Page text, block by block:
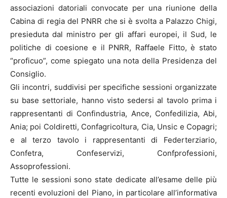
associazioni datoriali convocate per una riunione della
Cabina di regia del PNRR che si è svolta a Palazzo Chigi,
presieduta dal ministro per gli affari europei, il Sud, le
politiche di coesione e il PNRR, Raffaele Fitto, è stato
“proficuo”, come spiegato una nota della Presidenza del
Consiglio.
Gli incontri, suddivisi per specifiche sessioni organizzate
su base settoriale, hanno visto sedersi al tavolo prima i
rappresentanti di Confindustria, Ance, Confedilizia, Abi,
Ania; poi Coldiretti, Confagricoltura, Cia, Unsic e Copagri;
e al terzo tavolo i rappresentanti di Federterziario,
Confetra, Confeservizi, Confprofessioni,
Assoprofessioni.
Tutte le sessioni sono state dedicate all’esame delle più
recenti evoluzioni del Piano, in particolare all’informativa